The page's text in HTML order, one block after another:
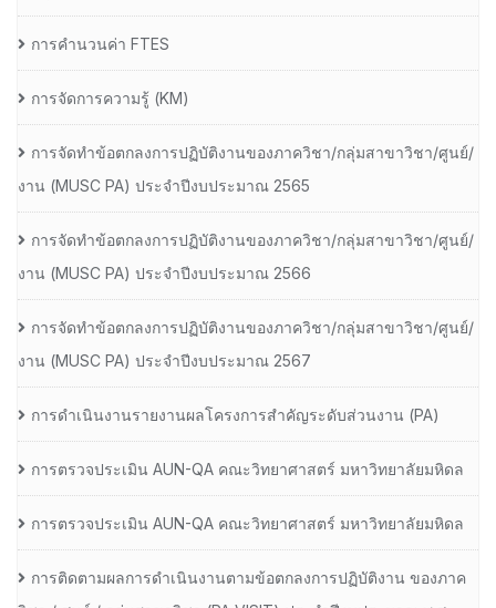
การคำนวนค่า FTES
การจัดการความรู้ (KM)
การจัดทำข้อตกลงการปฏิบัติงานของภาควิชา/กลุ่มสาขาวิชา/ศูนย์/
งาน (MUSC PA) ประจำปีงบประมาณ 2565
การจัดทำข้อตกลงการปฏิบัติงานของภาควิชา/กลุ่มสาขาวิชา/ศูนย์/
งาน (MUSC PA) ประจำปีงบประมาณ 2566
การจัดทำข้อตกลงการปฏิบัติงานของภาควิชา/กลุ่มสาขาวิชา/ศูนย์/
งาน (MUSC PA) ประจำปีงบประมาณ 2567
การดำเนินงานรายงานผลโครงการสำคัญระดับส่วนงาน (PA)
การตรวจประเมิน AUN-QA คณะวิทยาศาสตร์ มหาวิทยาลัยมหิดล
การตรวจประเมิน AUN-QA คณะวิทยาศาสตร์ มหาวิทยาลัยมหิดล
การติดตามผลการดำเนินงานตามข้อตกลงการปฏิบัติงาน ของภาค